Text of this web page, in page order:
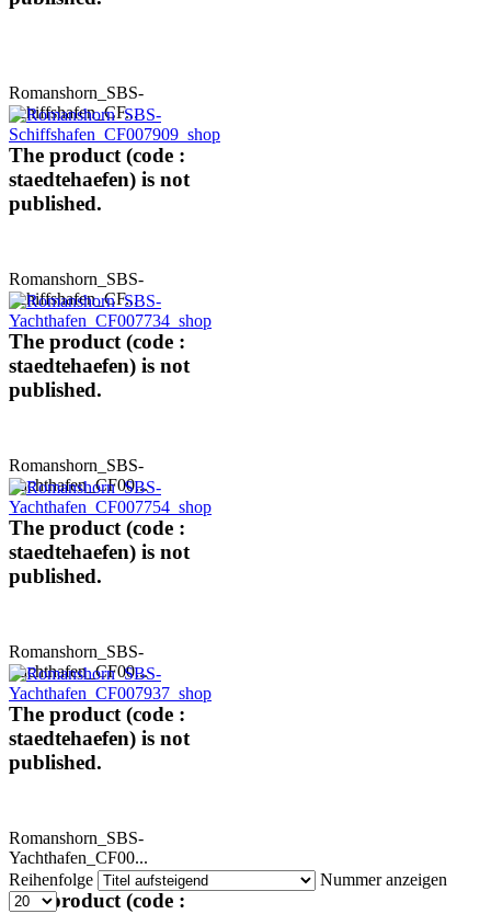
Romanshorn_SBS-
Schiffshafen_CF...
The product (code :
staedtehaefen) is not
published.
Romanshorn_SBS-
Schiffshafen_CF...
The product (code :
staedtehaefen) is not
published.
Romanshorn_SBS-
Yachthafen_CF00...
The product (code :
staedtehaefen) is not
published.
Romanshorn_SBS-
Yachthafen_CF00...
The product (code :
staedtehaefen) is not
published.
Romanshorn_SBS-
Yachthafen_CF00...
The product (code :
Reihenfolge Nummer anzeigen